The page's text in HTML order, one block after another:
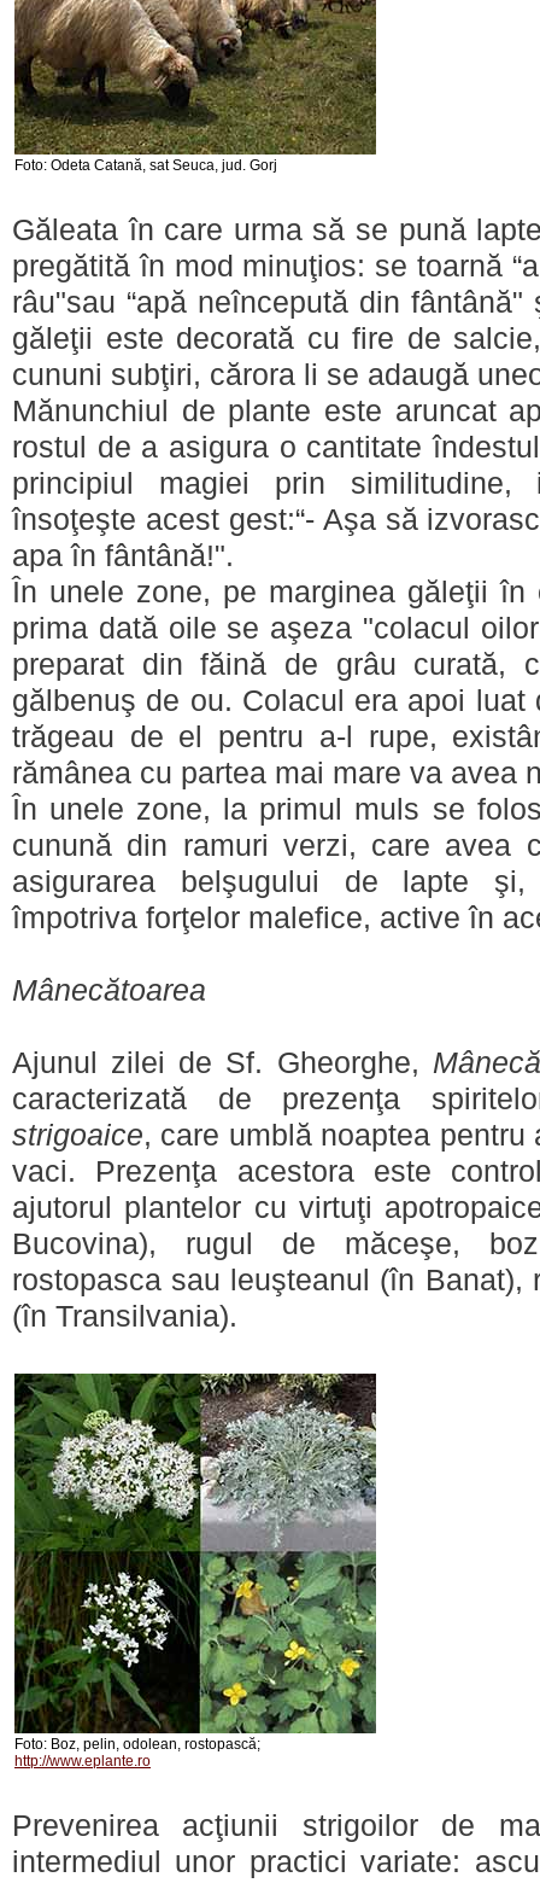
Foto: Odeta Catană, sat Seuca, jud. Gorj
Găleata în care urma să se pună
pregătită în mod minuţios: se toarnă
râu"sau “apă neîncepută din
găleţii este decorată cu fire de
cununi subţiri, cărora li se adaugă
Mănunchiul de plante este aruncat
rostul de a asigura o cantitate
principiul magiei prin
însoţeşte acest gest:“- Aşa să
apa în fântână!".
În unele zone, pe marginea găleţii în
prima dată oile se aşeza "colacul
preparat din făină de grâu curată,
gălbenuş de ou. Colacul era apoi luat
trăgeau de el pentru a-l rupe,
rămânea cu partea mai mare va avea
În unele zone, la primul muls se
cunună din ramuri verzi, care avea
asigurarea belşugului de lapte
împotriva forţelor malefice, active în
Mânecătoarea
Ajunul zilei de Sf. Gheorghe,
caracterizată de prezenţa
strigoaice, care umblă noaptea
vaci. Prezenţa acestora este
ajutorul plantelor cu virtuţi
Bucovina), rugul de măceşe,
rostopasca sau leuşteanul (în Banat),
(în Transilvania).
Foto: Boz, pelin, odolean, rostopască;
http://www.eplante.ro
Prevenirea acţiunii strigoilor de
intermediul unor practici variate: